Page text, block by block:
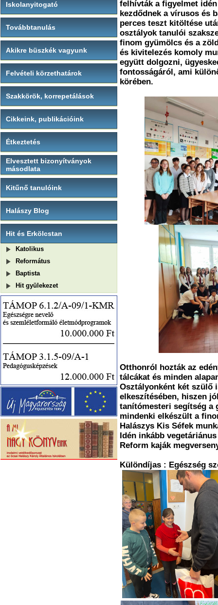
Iskolanyitogató
Továbbtanulás
Akikre büszkék vagyunk
Felvételi körzethatárok
Szakkörök, korrepetálások
Cikkeink, publikációink
Étkeztetés
Elvesztett bizonyítványok
másodlata
Kitűnő tanulóink
Halászy Blog
Hit és Erkölcstan
Katolikus
Református
Baptista
Hit gyülekezet
felhívták a figyelmet
kezdődnek a vírusos és
perces teszt kitöltése
osztályok tanulói
finom gyümölcs és a
és kivitelezés komoly
együtt dolgozni,
fontosságáról, ami
körében.
Otthonról hozták az
tálcákat és minden
Osztályonként két szülő
elkeszítésében, hiszen
tanítómesteri segítség a
mindenki elkészült a
Halászys Kis Séfek
Idén inkább
Reform kaják
Különdíjas : Egészség